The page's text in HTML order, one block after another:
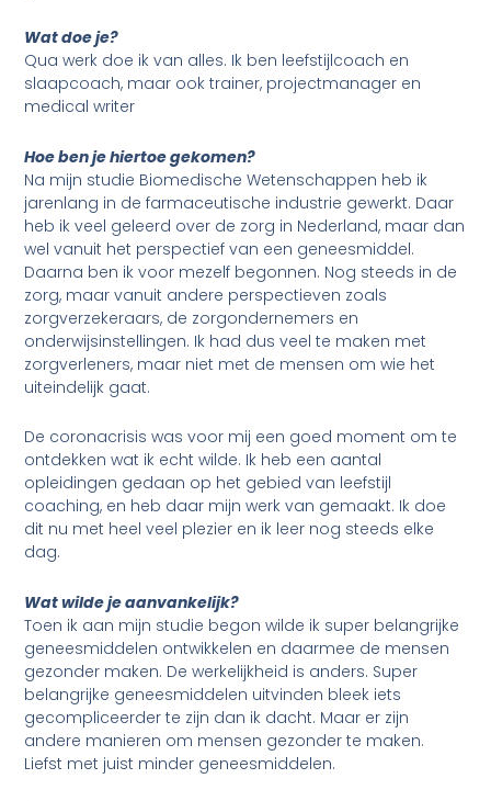
Wat doe je?
Qua werk doe ik van alles. Ik ben leefstijlcoach en
slaapcoach, maar ook trainer, projectmanager en
medical writer
Hoe ben je hiertoe gekomen?
Na mijn studie Biomedische Wetenschappen heb ik
jarenlang in de farmaceutische industrie gewerkt. Daar
heb ik veel geleerd over de zorg in Nederland, maar dan
wel vanuit het perspectief van een geneesmiddel.
Daarna ben ik voor mezelf begonnen. Nog steeds in de
zorg, maar vanuit andere perspectieven zoals
zorgverzekeraars, de zorgondernemers en
onderwijsinstellingen. Ik had dus veel te maken met
zorgverleners, maar niet met de mensen om wie het
uiteindelijk gaat.
De coronacrisis was voor mij een goed moment om te
ontdekken wat ik echt wilde. Ik heb een aantal
opleidingen gedaan op het gebied van leefstijl
coaching, en heb daar mijn werk van gemaakt. Ik doe
dit nu met heel veel plezier en ik leer nog steeds elke
dag.
Wat wilde je aanvankelijk?
Toen ik aan mijn studie begon wilde ik super belangrijke
geneesmiddelen ontwikkelen en daarmee de mensen
gezonder maken. De werkelijkheid is anders. Super
belangrijke geneesmiddelen uitvinden bleek iets
gecompliceerder te zijn dan ik dacht. Maar er zijn
andere manieren om mensen gezonder te maken.
Liefst met juist minder geneesmiddelen.